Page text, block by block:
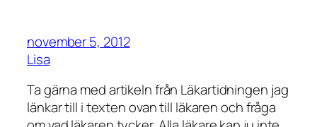
november 5, 2012
Lisa
Ta gärna med artikeln från Läkartidningen jag
länkar till i texten ovan till läkaren och fråga